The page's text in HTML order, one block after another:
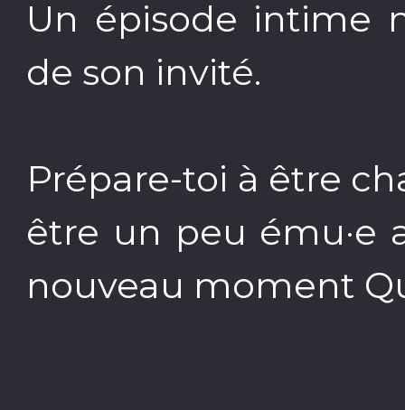
Un épisode intime
de son invité.
Prépare-toi à être
être un peu ému·e
nouveau moment